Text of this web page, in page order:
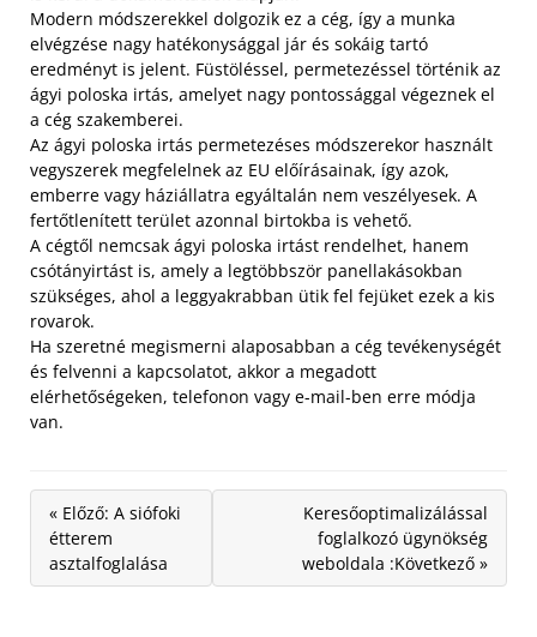
Modern módszerekkel dolgozik ez a cég, így a munka
elvégzése nagy hatékonysággal jár és sokáig tartó
eredményt is jelent. Füstöléssel, permetezéssel történik az
ágyi poloska irtás, amelyet nagy pontossággal végeznek el
a cég szakemberei.
Az ágyi poloska irtás permetezéses módszerekor használt
vegyszerek megfelelnek az EU előírásainak, így azok,
emberre vagy háziállatra egyáltalán nem veszélyesek. A
fertőtlenített terület azonnal birtokba is vehető.
A cégtől nemcsak ágyi poloska irtást rendelhet, hanem
csótányirtást is, amely a legtöbbször panellakásokban
szükséges, ahol a leggyakrabban ütik fel fejüket ezek a kis
rovarok.
Ha szeretné megismerni alaposabban a cég tevékenységét
és felvenni a kapcsolatot, akkor a megadott
elérhetőségeken, telefonon vagy e-mail-ben erre módja
van.
« Előző: A siófoki
étterem
asztalfoglalása
Keresőoptimalizálással
foglalkozó ügynökség
weboldala :Következő »